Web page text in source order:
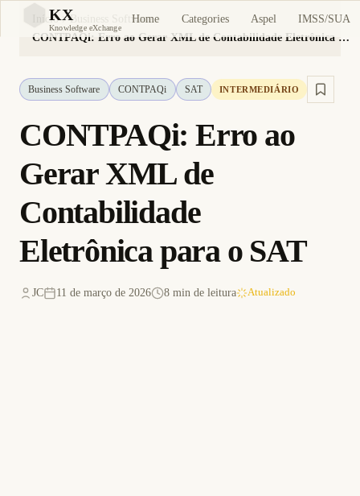
KX
Knowledge eXchange
Home Categories Aspel IMSS/SUA
Início
Business Software
CONTPAQi: Erro ao Gerar XML de Contabilidade Eletrônica para o SAT
Business Software CONTPAQi SAT INTERMEDIÁRIO
CONTPAQi: Erro ao
Gerar XML de
Contabilidade
Eletrônica para o SAT
JC 11 de março de 2026 8 min de leitura Atualizado